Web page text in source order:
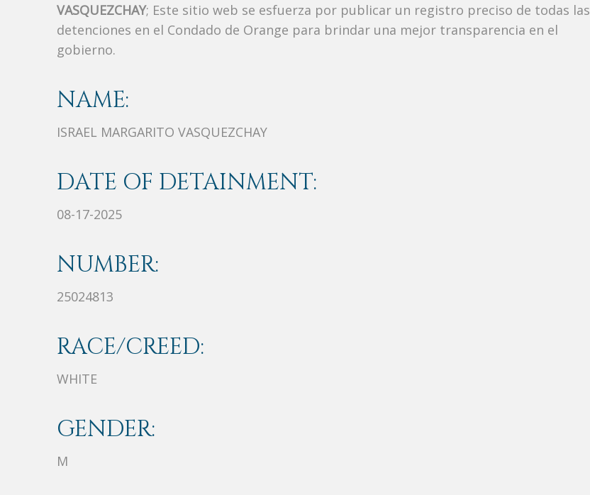
VASQUEZCHAY; Este sitio web se esfuerza por publicar un registro preciso de todas las
detenciones en el Condado de Orange para brindar una mejor transparencia en el
gobierno.
NAME:
ISRAEL MARGARITO VASQUEZCHAY
DATE OF DETAINMENT:
08-17-2025
NUMBER:
25024813
RACE/CREED:
WHITE
GENDER:
M